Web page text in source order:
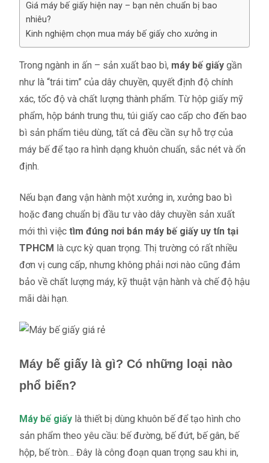
Giá máy bế giấy hiện nay – bạn nên chuẩn bị bao
nhiêu?
Kinh nghiệm chọn mua máy bế giấy cho xưởng in
Trong ngành in ấn – sản xuất bao bì, máy bế giấy gần
như là “trái tim” của dây chuyền, quyết định độ chính
xác, tốc độ và chất lượng thành phẩm. Từ hộp giấy mỹ
phẩm, hộp bánh trung thu, túi giấy cao cấp cho đến bao
bì sản phẩm tiêu dùng, tất cả đều cần sự hỗ trợ của
máy bế để tạo ra hình dạng khuôn chuẩn, sắc nét và ổn
định.
Nếu bạn đang vận hành một xưởng in, xưởng bao bì
hoặc đang chuẩn bị đầu tư vào dây chuyền sản xuất
mới thì việc tìm đúng nơi bán máy bế giấy uy tín tại
TPHCM là cực kỳ quan trọng. Thị trường có rất nhiều
đơn vị cung cấp, nhưng không phải nơi nào cũng đảm
bảo về chất lượng máy, kỹ thuật vận hành và chế độ hậu
mãi dài hạn.
Máy bế giấy là gì? Có những loại nào
phổ biến?
Máy bế giấy là thiết bị dùng khuôn bế để tạo hình cho
sản phẩm theo yêu cầu: bế đường, bế đứt, bế gân, bế
hộp, bế tròn… Đây là công đoạn quan trọng sau khi in,